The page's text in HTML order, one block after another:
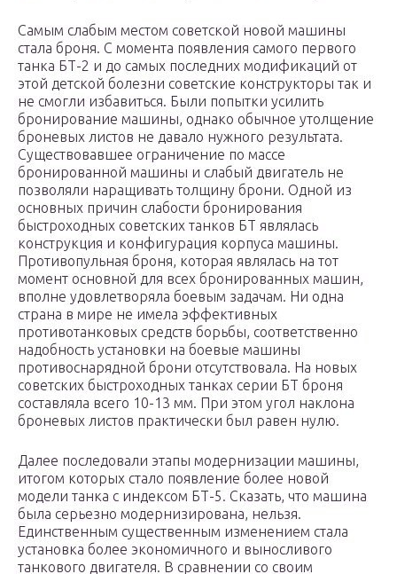
Самым слабым местом советской новой машины
стала броня. С момента появления самого первого
танка БТ-2 и до самых последних модификаций от
этой детской болезни советские конструкторы так и
не смогли избавиться. Были попытки усилить
бронирование машины, однако обычное утолщение
броневых листов не давало нужного результата.
Существовавшее ограничение по массе
бронированной машины и слабый двигатель не
позволяли наращивать толщину брони. Одной из
основных причин слабости бронирования
быстроходных советских танков БТ являлась
конструкция и конфигурация корпуса машины.
Противопульная броня, которая являлась на тот
момент основной для всех бронированных машин,
вполне удовлетворяла боевым задачам. Ни одна
страна в мире не имела эффективных
противотанковых средств борьбы, соответственно
надобность установки на боевые машины
противоснарядной брони отсутствовала. На новых
советских быстроходных танках серии БТ броня
составляла всего 10-13 мм. При этом угол наклона
броневых листов практически был равен нулю.
Далее последовали этапы модернизации машины,
итогом которых стало появление более новой
модели танка с индексом БТ-5. Сказать, что машина
была серьезно модернизирована, нельзя.
Единственным существенным изменением стала
установка более экономичного и выносливого
танкового двигателя. В сравнении со своим